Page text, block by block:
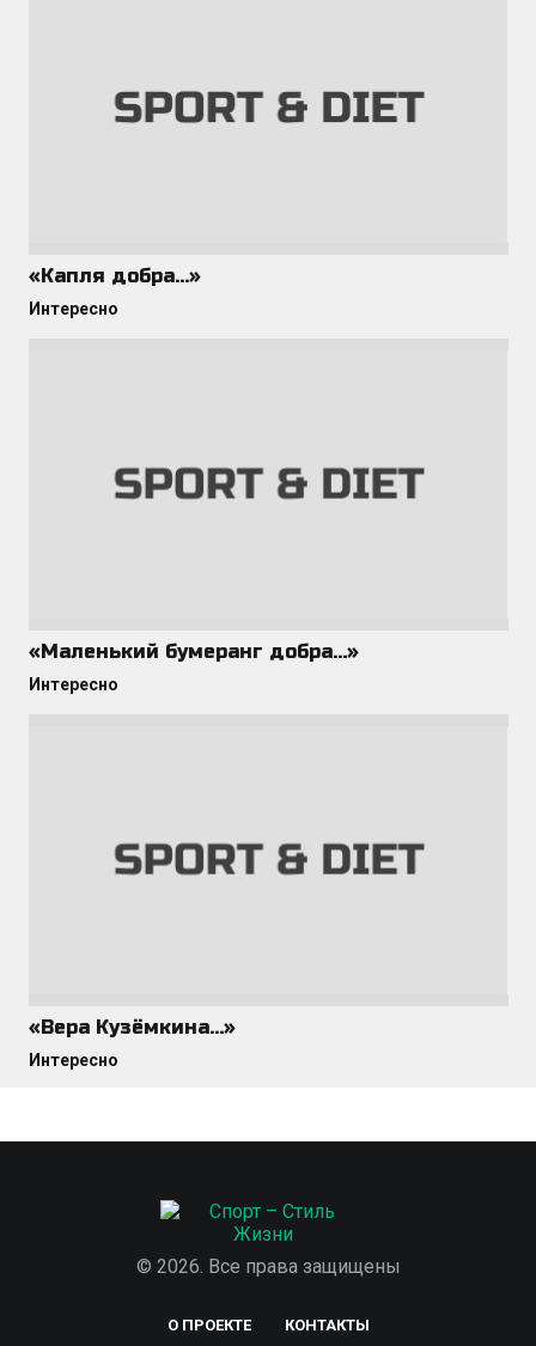
«Капля добра…»
Интересно
«Маленький бумеранг добра…»
Интересно
«Вера Кузёмкина…»
Интересно
© 2026. Все права защищены
О ПРОЕКТЕ КОНТАКТЫ